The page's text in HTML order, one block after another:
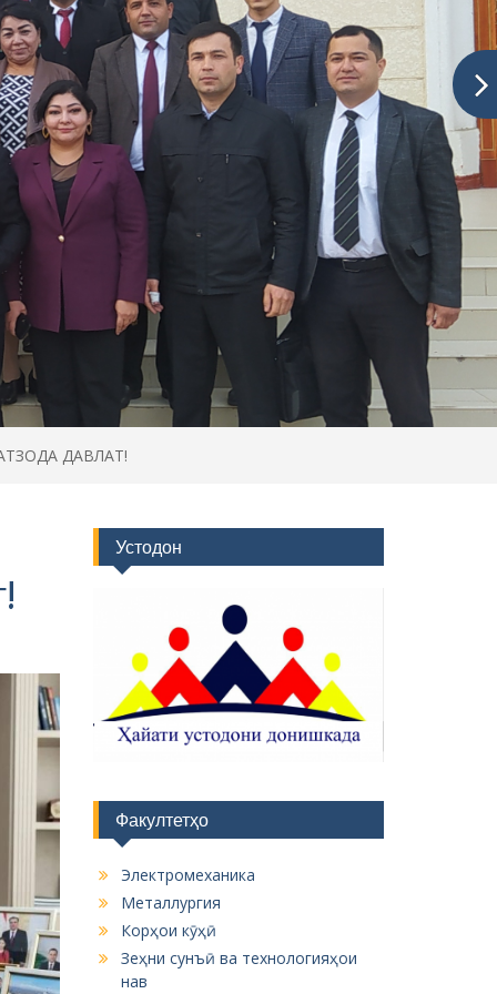
ДАВЛАТ!
Устодон
Факултетҳо
Электромеханика
Металлургия
Корҳои кӯҳӣ
Зеҳни сунъӣ ва технологияҳои
нав